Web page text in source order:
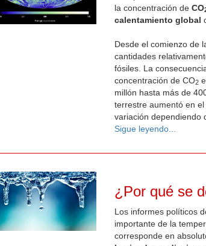
la concentración de CO
calentamiento global
Desde el comienzo de
cantidades
fósiles. La
concentración de CO2
millón hasta más de
terrestre aumentó en
variación dependiendo
Sigue leyendo...
¿Por qué se
Los informes políticos
importante de la
corresponde en